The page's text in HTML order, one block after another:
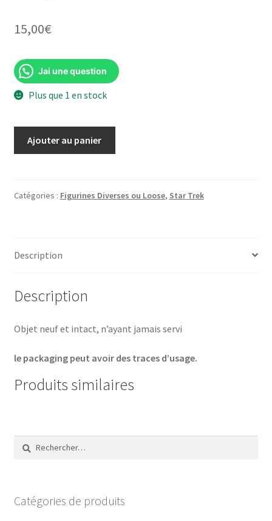
15,00€
Jai une question
Plus que 1 en stock
Deep
Chief
Anniversary
Playmates
MOC
Ajouter au panier
Catégories : Figurines Diverses ou Loose, Star Trek
Description
Description
Objet neuf et intact, n’ayant jamais servi
le packaging peut avoir des traces d’usage.
Produits similaires
Catégories de produits